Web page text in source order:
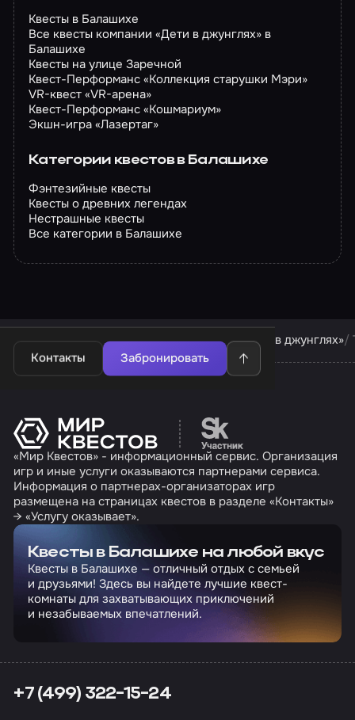
Квесты в Балашихе
Все квесты компании «Дети в джунглях» в
Балашихе
Квесты на улице Заречной
Квест-Перформанс «Коллекция старушки Мэри»
VR-квест «VR-арена»
Квест-Перформанс «Кошмариум»
Экшн-игра «Лазертаг»
Категории квестов в Балашихе
Фэнтезийные квесты
Квесты о древних легендах
Нестрашные квесты
Все категории в Балашихе
Контакты Забронировать
Квесты в Балашихе Квесты компании «Дети в джунглях»
Перейти на сайт
«Мир Квестов» - информационный сервис. Организация
игр и иные услуги оказываются партнерами сервиса.
Информация о партнерах-организаторах игр
размещена на страницах квестов в разделе «Контакты»
→ «Услугу оказывает».
Квесты в Балашихе на любой вкус
Квесты в Балашихе — отличный отдых с семьей
и друзьями! Здесь вы найдете лучшие квест-
комнаты для захватывающих приключений
и незабываемых впечатлений.
+7 (499) 322-15-24